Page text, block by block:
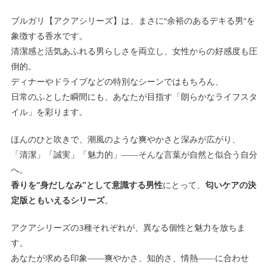
ブルガリ【アクアシリーズ】は、まさに“余裕のあるデキる男”を
象徴する香水です。
清潔感と活気あふれる男らしさを両立し、女性からの好感度も圧
倒的。
ディナーやドライブなどの特別なシーンではもちろん、
日常のふとした瞬間にも、あなたが目指す「朗らかなライフスタ
イル」を彩ります。
ほんのひと吹きで、潮風のような爽やかさと深みが広がり、
「清潔」「誠実」「魅力的」――そんな言葉が自然と似合う自分
へ。
香りを“身だしなみ”として意識する男性にとって、 匂いケアの決
定版ともいえるシリーズ。
アクアシリーズの3種それぞれが、異なる個性と魅力を放ちま
す。
あなたが求める印象――爽やかさ、知的さ、情熱――に合わせ